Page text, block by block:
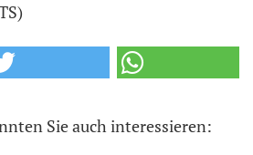
Sie auch interessieren: